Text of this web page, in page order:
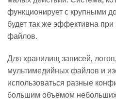
функционирует с крупными
будет так же эффективна
файлов.
Для хранилищ записей,
мультимедийных файлов и
использоваться разные
большим объемом небольших